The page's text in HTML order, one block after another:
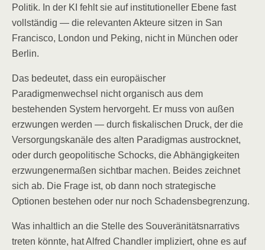
Politik. In der KI fehlt sie auf institutioneller Ebene fast
vollständig — die relevanten Akteure sitzen in San
Francisco, London und Peking, nicht in München oder
Berlin.
Das bedeutet, dass ein europäischer
Paradigmenwechsel nicht organisch aus dem
bestehenden System hervorgeht. Er muss von außen
erzwungen werden — durch fiskalischen Druck, der die
Versorgungskanäle des alten Paradigmas austrocknet,
oder durch geopolitische Schocks, die Abhängigkeiten
erzwungenermaßen sichtbar machen. Beides zeichnet
sich ab. Die Frage ist, ob dann noch strategische
Optionen bestehen oder nur noch Schadensbegrenzung.
Was inhaltlich an die Stelle des Souveränitätsnarrativs
treten könnte, hat Alfred Chandler impliziert, ohne es auf